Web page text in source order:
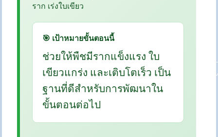
ราก เร่งใบเขียว
🎯 เป้าหมายขั้นตอนนี้
ช่วยให้พืชมีรากแข็งแรง ใบ
เขียวแกร่ง และเติบโตเร็ว เป็น
ฐานที่ดีสำหรับการพัฒนาใน
ขั้นตอนต่อไป